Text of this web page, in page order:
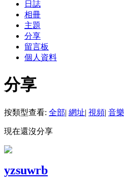
日誌
相冊
主題
分享
留言板
個人資料
分享
按類型查看: 全部| 網址| 視頻| 音樂
現在還沒分享
yzsuwrb